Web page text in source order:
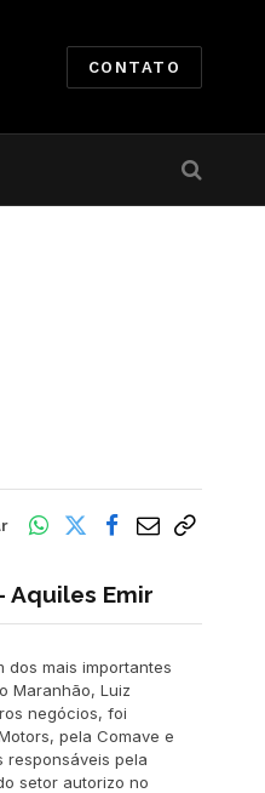
CONTATO
Aquiles Emir
dos mais importantes
Maranhão, Luiz
negócios, foi
pela Comave e
responsáveis pela
setor autorizo no